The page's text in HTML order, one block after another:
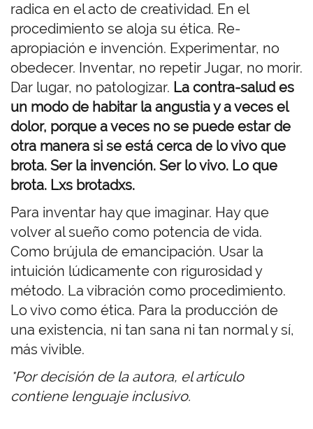
radica en el acto de creatividad. En el
procedimiento se aloja su ética. Re-
apropiación e invención. Experimentar, no
obedecer. Inventar, no repetir Jugar, no morir.
Dar lugar, no patologizar. La contra-salud es
un modo de habitar la angustia y a veces el
dolor, porque a veces no se puede estar de
otra manera si se está cerca de lo vivo que
brota. Ser la invención. Ser lo vivo. Lo que
brota. Lxs brotadxs.
Para inventar hay que imaginar. Hay que
volver al sueño como potencia de vida.
Como brújula de emancipación. Usar la
intuición lúdicamente con rigurosidad y
método. La vibración como procedimiento.
Lo vivo como ética. Para la producción de
una existencia, ni tan sana ni tan normal y sí,
más vivible.
*Por decisión de la autora, el artículo
contiene lenguaje inclusivo.